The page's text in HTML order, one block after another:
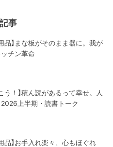
事
品】まな板がそのまま器に。我が
チン革命
う！】積ん読があるって幸せ。人
上半期・読書トーク
品】お手入れ楽々、心もほぐれ